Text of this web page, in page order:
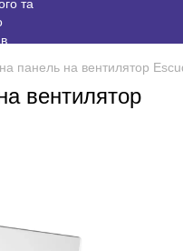
панель на вентилятор
вентилятор